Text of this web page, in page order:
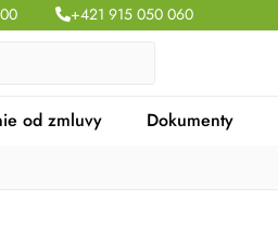
+421 915 050 060
od zmluvy Dokumenty